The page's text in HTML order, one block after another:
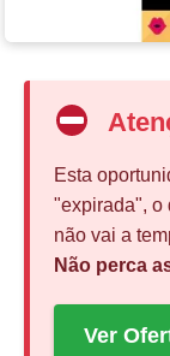
Esta
"expirada", o
não vai a
Não perca
Ver